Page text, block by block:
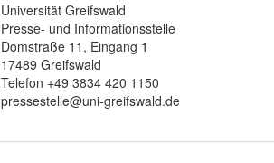
Universität Greifswald
Presse- und Informationsstelle
Domstraße 11, Eingang 1
17489 Greifswald
Telefon +49 3834 420 1150
pressestelle@uni-greifswald.de